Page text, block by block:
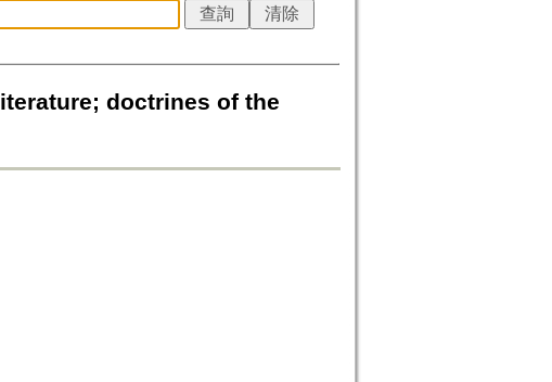
doctrines of the